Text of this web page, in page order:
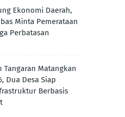
Ekonomi Daerah,
Minta Pemerataan
Perbatasan
Tangaran Matangkan
Dua Desa Siap
Berbasis